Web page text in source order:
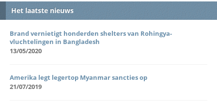
Het laatste nieuws
Brand vernietigt honderden shelters van Rohingya-
vluchtelingen in Bangladesh
13/05/2020
Amerika legt legertop Myanmar sancties op
21/07/2019